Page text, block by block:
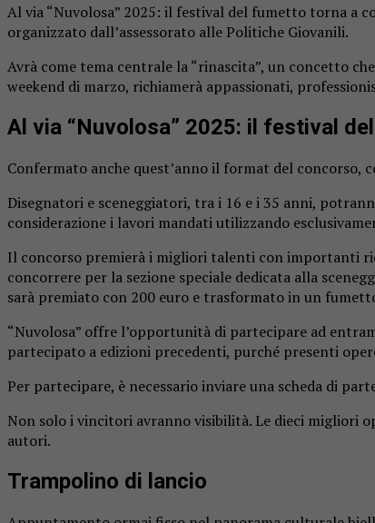
Al via “Nuvolosa” 2025: il festival del fumetto torna a
organizzato dall’assessorato alle Politiche Giovanili.
Avrà come tema centrale la “rinascita”, un concetto
weekend di marzo, richiamerà appassionati,
Al via “Nuvolosa” 2025: il festival
Confermato anche quest’anno il format del concorso,
Disegnatori e sceneggiatori, tra i 16 e i 35 anni,
considerazione i lavori mandati utilizzando
Il concorso premierà i migliori talenti con importanti
concorrere per la sezione speciale dedicata alla
sarà premiato con 200 euro e trasformato in un
“Nuvolosa” offre l’opportunità di partecipare ad
partecipato a edizioni precedenti, purché presenti
Per partecipare, è necessario inviare una scheda di
Non solo i vincitori avranno visibilità. Le dieci migliori
autori.
Trampolino di lancio